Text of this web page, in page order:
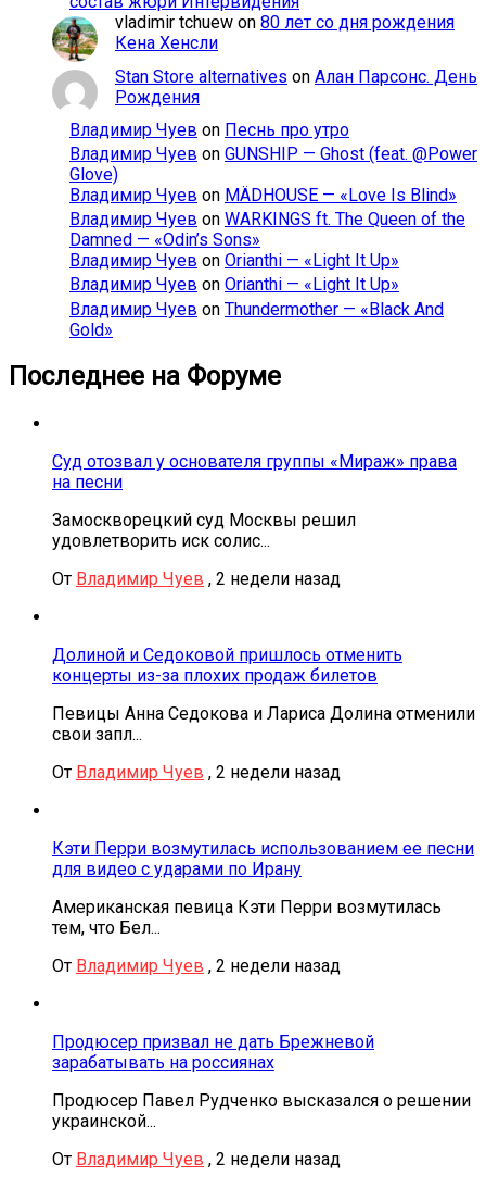
vladimir tchuew on 80 лет со дня рождения
Кена Хенсли
Stan Store alternatives on Алан Парсонс. День
Рождения
Владимир Чуев on Песнь про утро
Владимир Чуев on GUNSHIP — Ghost (feat. @Power
Glove)
Владимир Чуев on MÄDHOUSE — «Love Is Blind»
Владимир Чуев on WARKINGS ft. The Queen of the
Damned — «Odin’s Sons»
Владимир Чуев on Orianthi — «Light It Up»
Владимир Чуев on Orianthi — «Light It Up»
Владимир Чуев on Thundermother — «Black And
Gold»
Последнее на Форуме
Суд отозвал у основателя группы «Мираж» права
на песни
Замоскворецкий суд Москвы решил
удовлетворить иск солис...
От Владимир Чуев , 2 недели назад
Долиной и Седоковой пришлось отменить
концерты из-за плохих продаж билетов
Певицы Анна Седокова и Лариса Долина отменили
свои запл...
От Владимир Чуев , 2 недели назад
Кэти Перри возмутилась использованием ее песни
для видео с ударами по Ирану
Американская певица Кэти Перри возмутилась
тем, что Бел...
От Владимир Чуев , 2 недели назад
Продюсер призвал не дать Брежневой
зарабатывать на россиянах
Продюсер Павел Рудченко высказался о решении
украинской...
От Владимир Чуев , 2 недели назад